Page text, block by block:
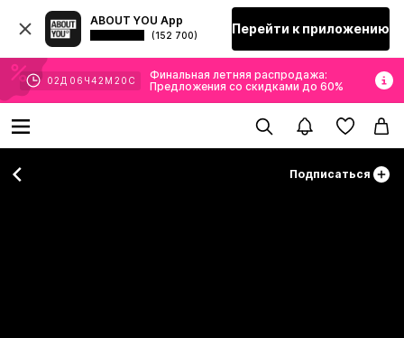
ABOUT YOU App
(152 700) Перейти к приложению
02 Д 06 Ч42 М 18 С
Финальная летняя распродажа:
Предложения со скидками до 60%
Подписаться